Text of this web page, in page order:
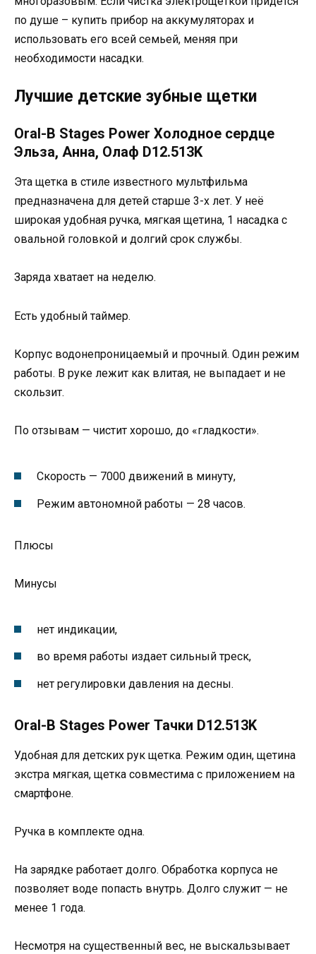
по душе – купить прибор на аккумуляторах и
использовать его всей семьей, меняя при
необходимости насадки.
Лучшие детские зубные щетки
Oral-B Stages Power Холодное сердце
Эльза, Анна, Олаф D12.513K
Эта щетка в стиле известного мультфильма
предназначена для детей старше 3-х лет. У неё
широкая удобная ручка, мягкая щетина, 1 насадка с
овальной головкой и долгий срок службы.
Заряда хватает на неделю.
Есть удобный таймер.
Корпус водонепроницаемый и прочный. Один режим
работы. В руке лежит как влитая, не выпадает и не
скользит.
По отзывам — чистит хорошо, до «гладкости».
Скорость — 7000 движений в минуту,
Режим автономной работы — 28 часов.
Плюсы
Минусы
нет индикации,
во время работы издает сильный треск,
нет регулировки давления на десны.
Oral-B Stages Power Тачки D12.513K
Удобная для детских рук щетка. Режим один, щетина
экстра мягкая, щетка совместима с приложением на
смартфоне.
Ручка в комплекте одна.
На зарядке работает долго. Обработка корпуса не
позволяет воде попасть внутрь. Долго служит — не
менее 1 года.
Несмотря на существенный вес, не выскальзывает